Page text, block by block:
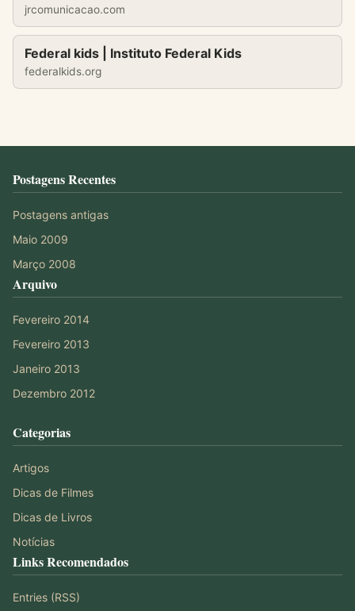
jrcomunicacao.com
Federal kids | Instituto Federal Kids
federalkids.org
Postagens Recentes
Postagens antigas
Maio 2009
Março 2008
Arquivo
Fevereiro 2014
Fevereiro 2013
Janeiro 2013
Dezembro 2012
Categorias
Artigos
Dicas de Filmes
Dicas de Livros
Notícias
Links Recomendados
Entries (RSS)